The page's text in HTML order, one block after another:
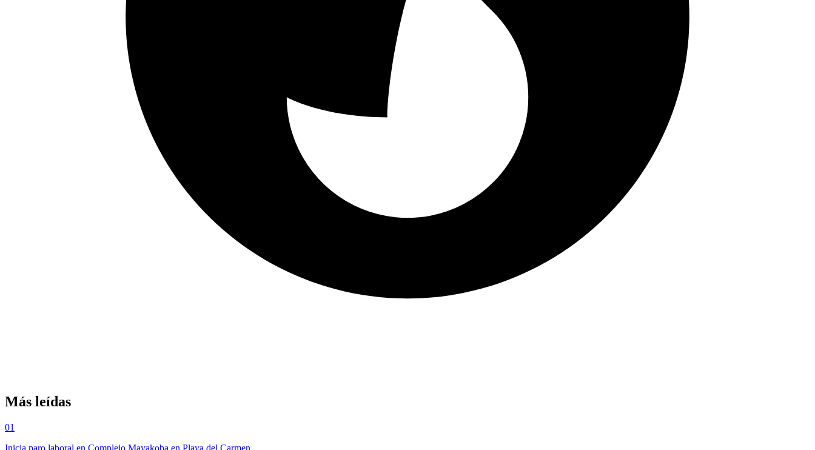
Más leídas
01
Inicia paro laboral en Complejo Mayakoba en Playa del Carmen